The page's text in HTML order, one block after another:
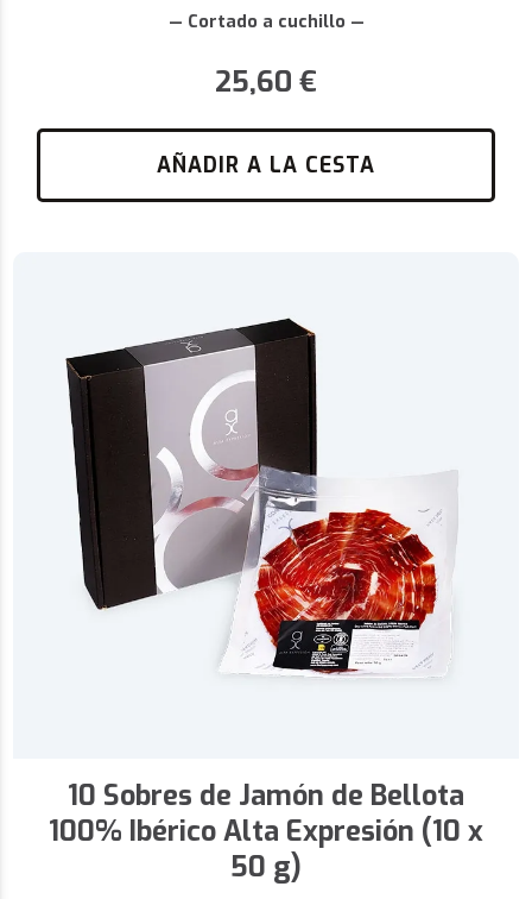
— Cortado a cuchillo —
25,60 €
AÑADIR A LA CESTA
10 Sobres de Jamón de Bellota
100% Ibérico Alta Expresión (10 x
50 g)